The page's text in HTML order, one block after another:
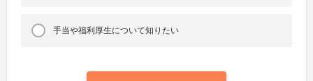
手当や福利厚生について知りたい